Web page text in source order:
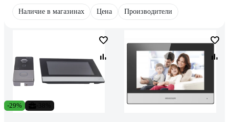
Наличие в магазинах Цена Производители
-29%